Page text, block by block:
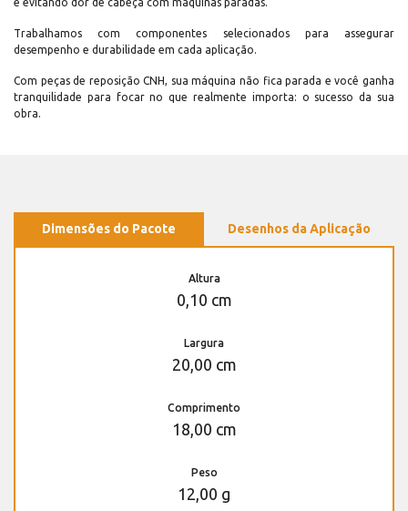
e evitando dor de cabeça com máquinas paradas.
Trabalhamos com componentes selecionados para assegurar
desempenho e durabilidade em cada aplicação.
Com peças de reposição CNH, sua máquina não fica parada e você ganha
tranquilidade para focar no que realmente importa: o sucesso da sua
obra.
Dimensões do Pacote Desenhos da Aplicação
Altura
0,10 cm
Largura
20,00 cm
Comprimento
18,00 cm
Peso
12,00 g